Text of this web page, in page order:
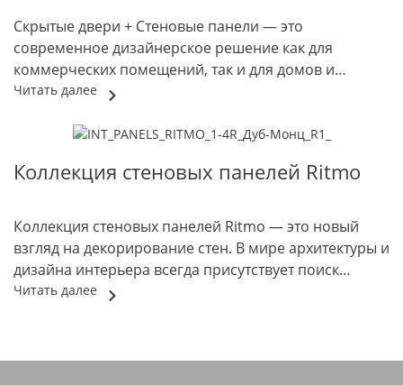
когда высокая дверь установлена в скрытый короб, и
дополнена...
Скрытые двери + Стеновые панели — это
современное дизайнерское решение как для
коммерческих помещений, так и для домов и
квартир, оформленных в современном стиле. У
неоспоримых преимуществ. Фабрика Эстет
комплексное решение, скрытые двери и стеновые
ваших предпочтений, можно получить...
Читать далее
Коллекция стеновых панелей Ritmo
Коллекция стеновых панелей Ritmo — это новый
взгляд на декорирование стен. В мире архитектуры и
дизайна интерьера всегда присутствует поиск
инновационных материалов и экономичных
универсальности, долговечности и эстетической
Читать далее